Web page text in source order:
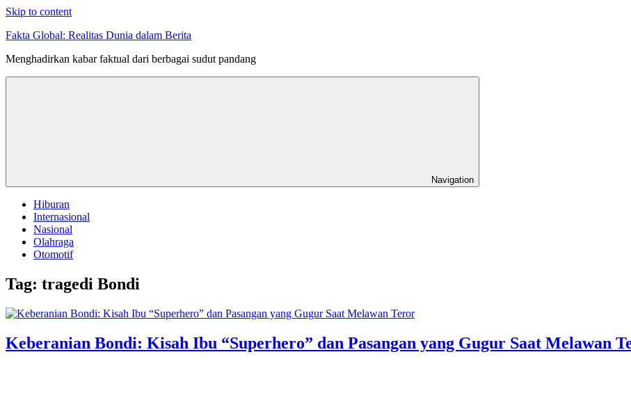
Skip to content
Fakta Global: Realitas Dunia dalam Berita
Menghadirkan kabar faktual dari berbagai sudut pandang
Navigation
Hiburan
Internasional
Nasional
Olahraga
Otomotif
Tag: tragedi Bondi
Keberanian Bondi: Kisah Ibu “Superhero” dan Pasangan yang Gugur Saat Melawan